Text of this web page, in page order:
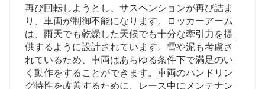
再び回転しようとし、サスペンションが再び詰ま
り、車両が制御不能になります。ロッカーアーム
は、雨天でも乾燥した天候でも十分な牽引力を提
供するように設計されています。雪や泥も考慮さ
れているため、車両はあら​​ゆる条件下で満足のい
く動作をすることができます。車両のハンドリン
グ特性を改善するために、レース中にメンテナン